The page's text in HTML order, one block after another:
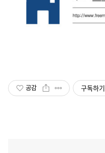
공감 구독하기